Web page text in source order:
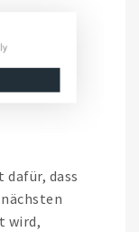
dafür, dass
wird,